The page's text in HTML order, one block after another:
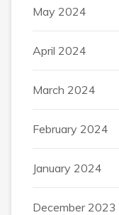
May 2024
April 2024
March 2024
February 2024
January 2024
December 2023